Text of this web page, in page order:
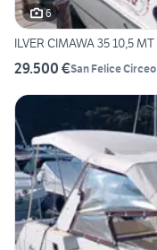
6
ILVER CIMAWA 35 10,5 MT
29.500 €San Felice Circeo